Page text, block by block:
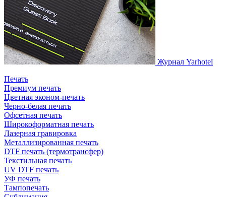
Журнал Yarhotel
Печать
Премиум печать
Цветная эконом-печать
Черно-белая печать
Офсетная печать
Широкоформатная печать
Лазерная гравировка
Металлизированная печать
DTF печать (термотрансфер)
Текстильная печать
UV DTF печать
УФ печать
Тампопечать